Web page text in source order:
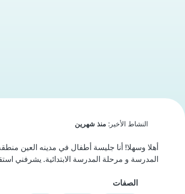
النشاط الأخير: منذ شهرين
المدرسة و مرحلة المدرسة الابتدائية. يشرفني
الصفات